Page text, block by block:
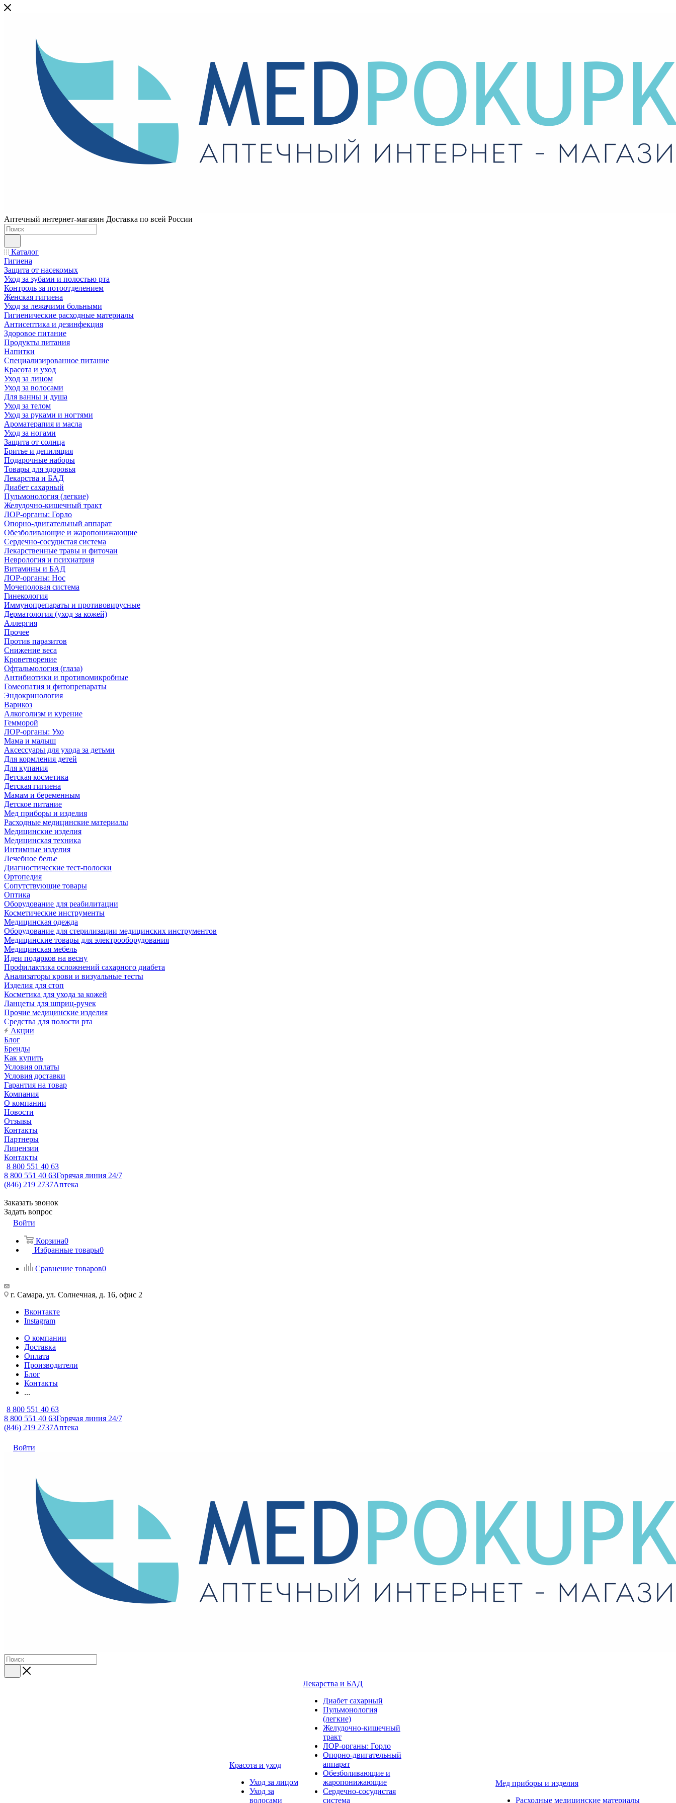
Аптечный интернет-магазин Доставка по всей России
Каталог
Гигиена
Защита от насекомых
Уход за зубами и полостью рта
Контроль за потоотделением
Женская гигиена
Уход за лежачими больными
Гигиенические расходные материалы
Антисептика и дезинфекция
Здоровое питание
Продукты питания
Напитки
Специализированное питание
Красота и уход
Уход за лицом
Уход за волосами
Для ванны и душа
Уход за телом
Уход за руками и ногтями
Ароматерапия и масла
Уход за ногами
Защита от солнца
Бритье и депиляция
Подарочные наборы
Товары для здоровья
Лекарства и БАД
Диабет сахарный
Пульмонология (легкие)
Желудочно-кишечный тракт
ЛОР-органы: Горло
Опорно-двигательный аппарат
Обезболивающие и жаропонижающие
Сердечно-сосудистая система
Лекарственные травы и фиточаи
Неврология и психиатрия
Витамины и БАД
ЛОР-органы: Нос
Мочеполовая система
Гинекология
Иммунопрепараты и противовирусные
Дерматология (уход за кожей)
Аллергия
Прочее
Против паразитов
Снижение веса
Кроветворение
Офтальмология (глаза)
Антибиотики и противомикробные
Гомеопатия и фитопрепараты
Эндокринология
Варикоз
Алкоголизм и курение
Гемморой
ЛОР-органы: Ухо
Мама и малыш
Аксессуары для ухода за детьми
Для кормления детей
Для купания
Детская косметика
Детская гигиена
Мамам и беременным
Детское питание
Мед приборы и изделия
Расходные медицинские материалы
Медицинские изделия
Медицинская техника
Интимные изделия
Лечебное белье
Диагностические тест-полоски
Ортопедия
Сопутствующие товары
Оптика
Оборудование для реабилитации
Косметические инструменты
Медицинская одежда
Оборудование для стерилизации медицинских инструментов
Медицинские товары для электрооборудования
Медицинская мебель
Идеи подарков на весну
Профилактика осложнений сахарного диабета
Анализаторы крови и визуальные тесты
Изделия для стоп
Косметика для ухода за кожей
Ланцеты для шприц-ручек
Прочие медицинские изделия
Средства для полости рта
Акции
Блог
Бренды
Как купить
Условия оплаты
Условия доставки
Гарантия на товар
Компания
О компании
Новости
Отзывы
Контакты
Партнеры
Лицензии
Контакты
8 800 551 40 63
8 800 551 40 63Горячая линия 24/7
(846) 219 2737Аптека
Заказать звонок
Задать вопрос
Войти
Корзина0
Избранные товары0
Сравнение товаров0
г. Самара, ул. Солнечная, д. 16, офис 2
Вконтакте
Instagram
О компании
Доставка
Оплата
Производители
Блог
Контакты
...
8 800 551 40 63
8 800 551 40 63Горячая линия 24/7
(846) 219 2737Аптека
Войти
Красота и уход
Уход за лицом
Уход за
волосами
Лекарства и БАД
Диабет сахарный
Пульмонология
(легкие)
Желудочно-кишечный
тракт
ЛОР-органы: Горло
Опорно-двигательный
аппарат
Обезболивающие и
жаропонижающие
Сердечно-сосудистая
система
Мед приборы и изделия
Расходные медицинские материалы